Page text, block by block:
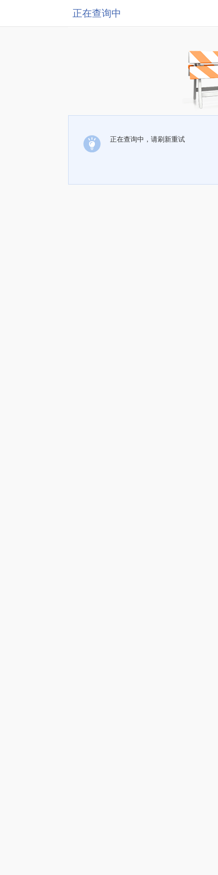
正在查询中
正在查询中，请刷新重试